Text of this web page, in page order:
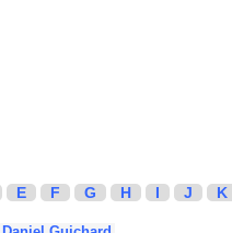
E F G H I J K